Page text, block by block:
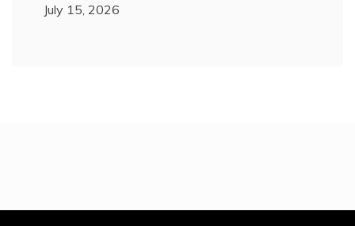
July 15, 2026